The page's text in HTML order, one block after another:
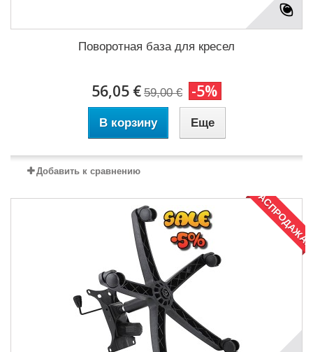
Поворотная база для кресел
56,05 € 59,00 € -5%
В корзину Еще
Добавить к сравнению
РАСПРОДАЖА!